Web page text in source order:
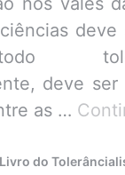
deve
deve ser
as …
do